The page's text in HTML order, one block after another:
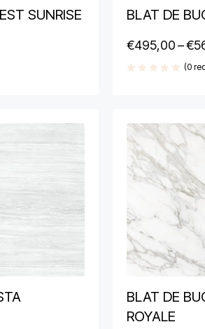
SUNRISE BLAT DE
€495,00–€
(0
BLAT DE
ROYALE